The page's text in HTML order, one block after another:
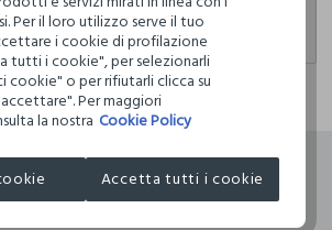
MAGGIORI INFO
Per il loro utilizzo serve il tuo
i cookie di profilazione
tutti i cookie", per selezionarli
cookie" o per rifiutarli clicca su
Per maggiori
la nostra Cookie Policy
Accetta tutti i cookie